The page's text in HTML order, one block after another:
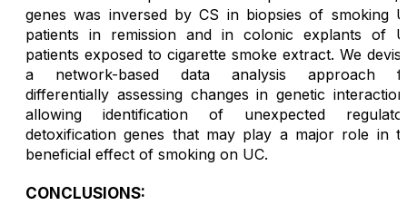
genes was inversed by CS in biopsies of smoking
patients in remission and in colonic explants of
patients exposed to cigarette smoke extract. We
a network-based data analysis approach
differentially assessing changes in genetic
allowing identification of unexpected
detoxification genes that may play a major role in
beneficial effect of smoking on UC.
CONCLUSIONS: